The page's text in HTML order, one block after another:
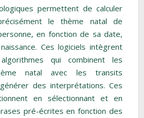
permettent de calculer
le thème natal de
en fonction de sa date,
Ces logiciels intègrent
qui combinent les
natal avec les transits
des interprétations. Ces
en sélectionnant et en
pré-écrites en fonction des